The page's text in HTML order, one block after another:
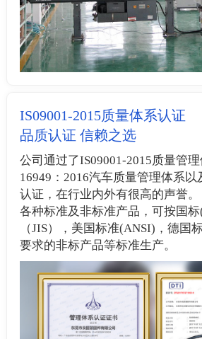
IS09001-2015质量体系认证
品质认证 信赖之选
公司通过了IS09001-2015质量管
16949：2016汽车质量管理体系以
认证，在行业内外有很高的声誉。
各种标准及非标准产品，可按国
（JIS），美国标准(ANSI)，德国
要求的非标产品等标准生产。